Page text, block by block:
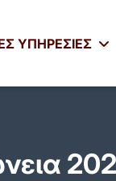
ΥΠΗΡΕΣΙΕΣ